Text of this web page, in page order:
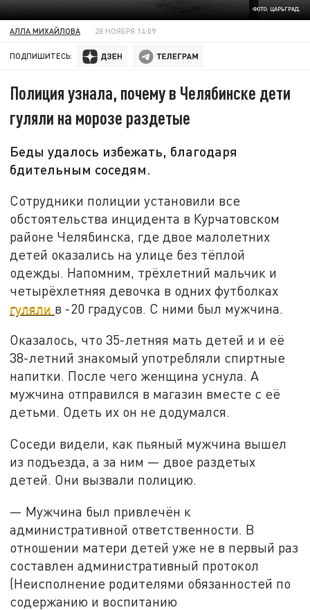
ФОТО: ЦАРЬГРАД.
АЛЛА МИХАЙЛОВА 28 НОЯБРЯ 14:09
ПОДПИШИТЕСЬ:
Полиция узнала, почему в Челябинске дети
гуляли на морозе раздетые
Беды удалось избежать, благодаря
бдительным соседям.
Сотрудники полиции установили все
обстоятельства инцидента в Курчатовском
районе Челябинска, где двое малолетних
детей оказались на улице без тёплой
одежды. Напомним, трёхлетний мальчик и
четырёхлетняя девочка в одних футболках
гуляли в -20 градусов. С ними был мужчина.
Оказалось, что 35-летняя мать детей и и её
38-летний знакомый употребляли спиртные
напитки. После чего женщина уснула. А
мужчина отправился в магазин вместе с её
детьми. Одеть их он не додумался.
Соседи видели, как пьяный мужчина вышел
из подъезда, а за ним — двое раздетых
детей. Они вызвали полицию.
— Мужчина был привлечён к
административной ответственности. В
отношении матери детей уже не в первый раз
составлен административный протокол
(Неисполнение родителями обязанностей по
содержанию и воспитанию